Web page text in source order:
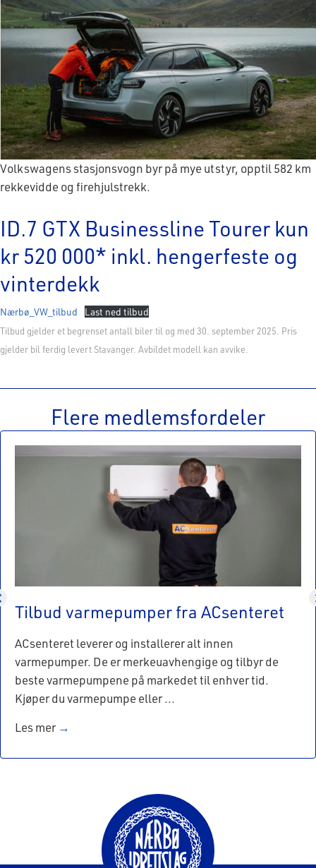
Volkswagens stasjonsvogn byr på mye utstyr, opptil 582 km
rekkevidde og firehjulstrekk.
ID.7 GTX Businessline Tourer kun
kr 520 000* inkl. hengerfeste og
vinterdekk
Nærbø_VW_tilbud Last ned tilbud
Tilbud gjelder et begrenset antall biler til og med 30. september 2025. Pris
gjelder bil ferdig levert Stavanger. Avbildet modell kan avvike.
Flere medlemsfordeler
Tilbud varmepumper fra ACsenteret
ACsenteret leverer og installerer alt innen
varmepumper. De er merkeuavhengige og tilbyr de
beste varmepumpene på markedet til enhver tid.
Kjøper du varmepumpe eller ...
Les mer →